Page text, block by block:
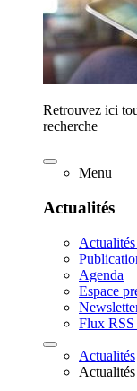
Retrouvez ici
recherche
Menu
Actualités
Agenda
Espace
Flux RSS
Actualités